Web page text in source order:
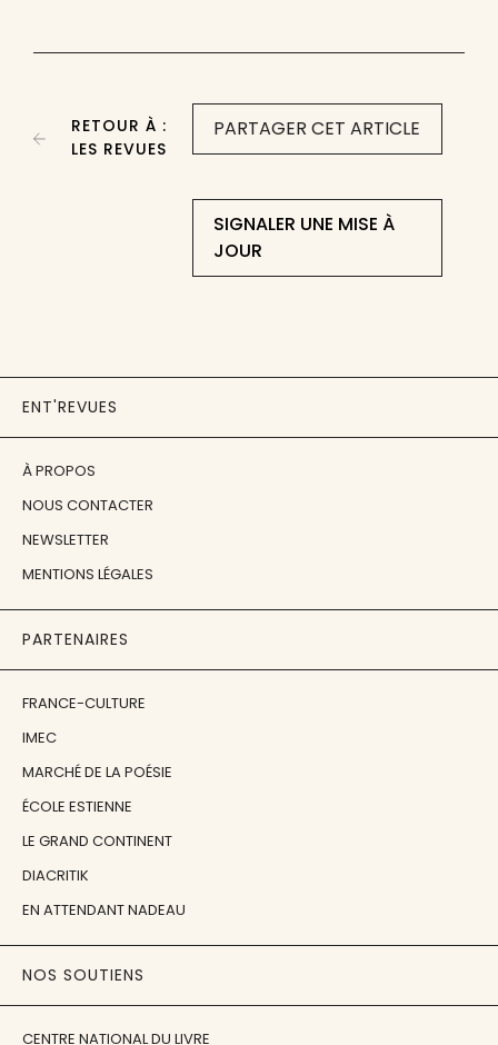
PARTAGER CET ARTICLE
SIGNALER UNE MISE À
JOUR
RETOUR À :
LES REVUES
ENT'REVUES
À PROPOS
NOUS CONTACTER
NEWSLETTER
MENTIONS LÉGALES
PARTENAIRES
FRANCE-CULTURE
IMEC
MARCHÉ DE LA POÉSIE
ÉCOLE ESTIENNE
LE GRAND CONTINENT
DIACRITIK
EN ATTENDANT NADEAU
NOS SOUTIENS
CENTRE NATIONAL DU LIVRE